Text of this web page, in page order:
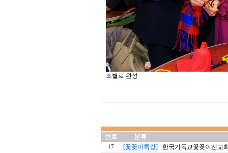
조별로 완성
번호 분류
17 [꽃꽂이특강]
한국기독교꽃꽂이선교